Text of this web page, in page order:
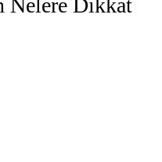
Nelere Dikkat